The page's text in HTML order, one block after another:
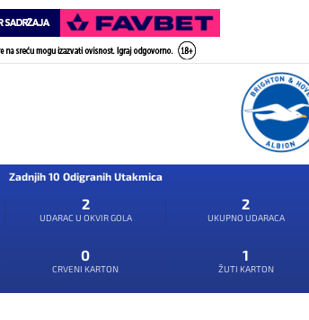
Zadnjih 10 Odigranih Utakmica
2
UDARAC U OKVIR GOLA
2
UKUPNO UDARACA
0
CRVENI KARTON
1
ŽUTI KARTON